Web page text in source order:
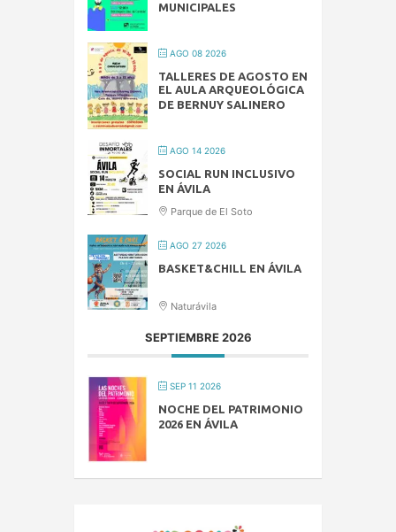
MUNICIPALES
AGO 08 2026
TALLERES DE AGOSTO EN
EL AULA ARQUEOLÓGICA
DE BERNUY SALINERO
AGO 14 2026
SOCIAL RUN INCLUSIVO
EN ÁVILA
Parque de El Soto
AGO 27 2026
BASKET&CHILL EN ÁVILA
Naturávila
SEPTIEMBRE 2026
SEP 11 2026
NOCHE DEL PATRIMONIO
2026 EN ÁVILA